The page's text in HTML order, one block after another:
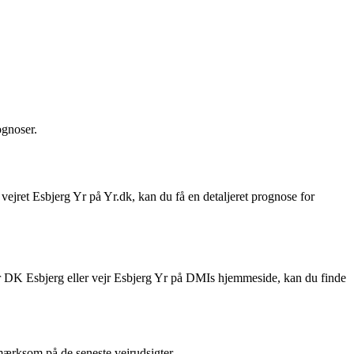
Esbjerg Yr på Yr.dk, kan du få en detaljeret prognose for
Esbjerg eller vejr Esbjerg Yr på DMIs hjemmeside, kan du finde